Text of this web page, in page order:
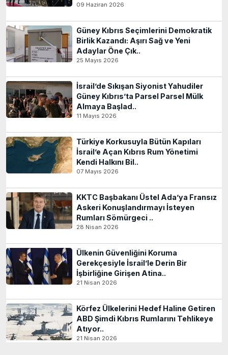
09 Haziran 2026
Güney Kıbrıs Seçimlerini Demokratik
Birlik Kazandı: Aşırı Sağ ve Yeni
Adaylar Öne Çık..
25 Mayıs 2026
İsrail’de Sıkışan Siyonist Yahudiler
Güney Kıbrıs’ta Parsel Parsel Mülk
Almaya Başlad..
11 Mayıs 2026
Türkiye Korkusuyla Bütün Kapıları
İsrail’e Açan Kıbrıs Rum Yönetimi
Kendi Halkını Bil..
07 Mayıs 2026
KKTC Başbakanı Üstel Ada’ya Fransız
Askeri Konuşlandırmayı İsteyen
Rumları Sömürgeci ..
28 Nisan 2026
Ülkenin Güvenliğini Koruma
Gerekçesiyle İsrail’le Derin Bir
İşbirliğine Girişen Atina..
21 Nisan 2026
Körfez Ülkelerini Hedef Haline Getiren
ABD Şimdi Kıbrıs Rumlarını Tehlikeye
Atıyor..
21 Nisan 2026